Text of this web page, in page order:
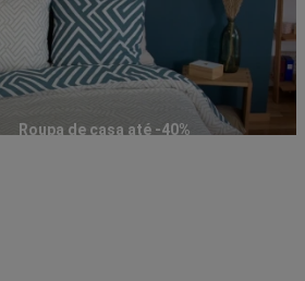
Roupa de casa até -40%